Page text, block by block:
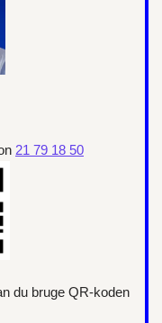
21 79 18 50
du bruge QR-koden